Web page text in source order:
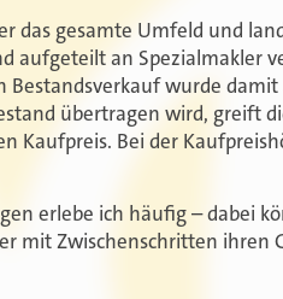
das gesamte Umfeld und
aufgeteilt an Spezialmakler
wurde
übertragen wird, greift
Kaufpreis. Bei der
erlebe ich häufig – dabei
mit Zwischenschritten ihren